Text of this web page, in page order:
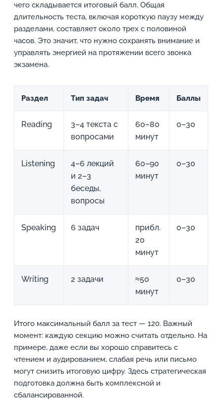
чего складывается итоговый балл. Общая
длительность теста, включая короткую паузу между
разделами, составляет около трех с половиной
часов. Это значит, что нужно сохранять внимание и
управлять энергией на протяжении всего звонка
экзамена.
Раздел Тип задач Время Баллы
Reading
3–4 текста с
вопросами
60–80
минут
0–30
Listening
4–6 лекций
и 2–3
беседы,
вопросы
60–90
минут
0–30
Speaking 6 задач
прибл.
20
минут
0–30
Writing 2 задачи
≈50
минут
0–30
Итого максимальный балл за тест — 120. Важный
момент: каждую секцию можно считать отдельно. На
примере, даже если вы хорошо справитесь с
чтением и аудированием, слабая речь или письмо
могут снизить итоговую цифру. Здесь стратегическая
подготовка должна быть комплексной и
сбалансированной.